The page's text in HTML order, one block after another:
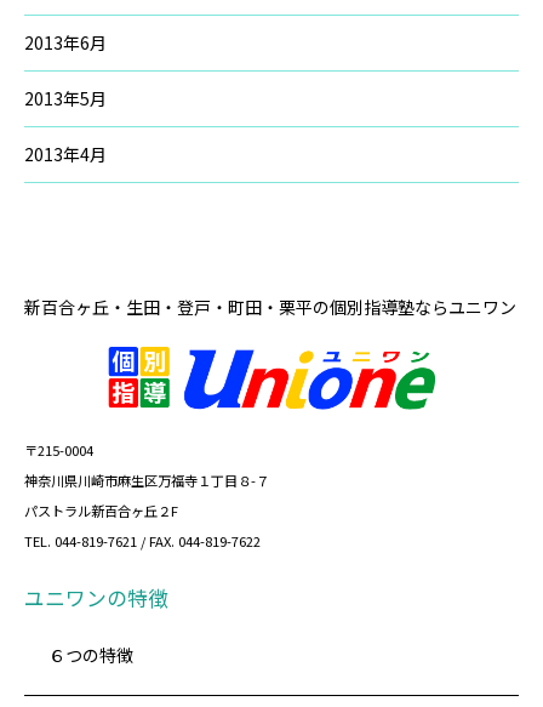
2013年6月
2013年5月
2013年4月
新百合ヶ丘・生田・登戸・町田・栗平の個別指導塾ならユニワン
〒215-0004
神奈川県川崎市麻生区万福寺１丁目８-７
パストラル新百合ヶ丘２F
TEL. 044-819-7621 / FAX. 044-819-7622
ユニワンの特徴
６つの特徴